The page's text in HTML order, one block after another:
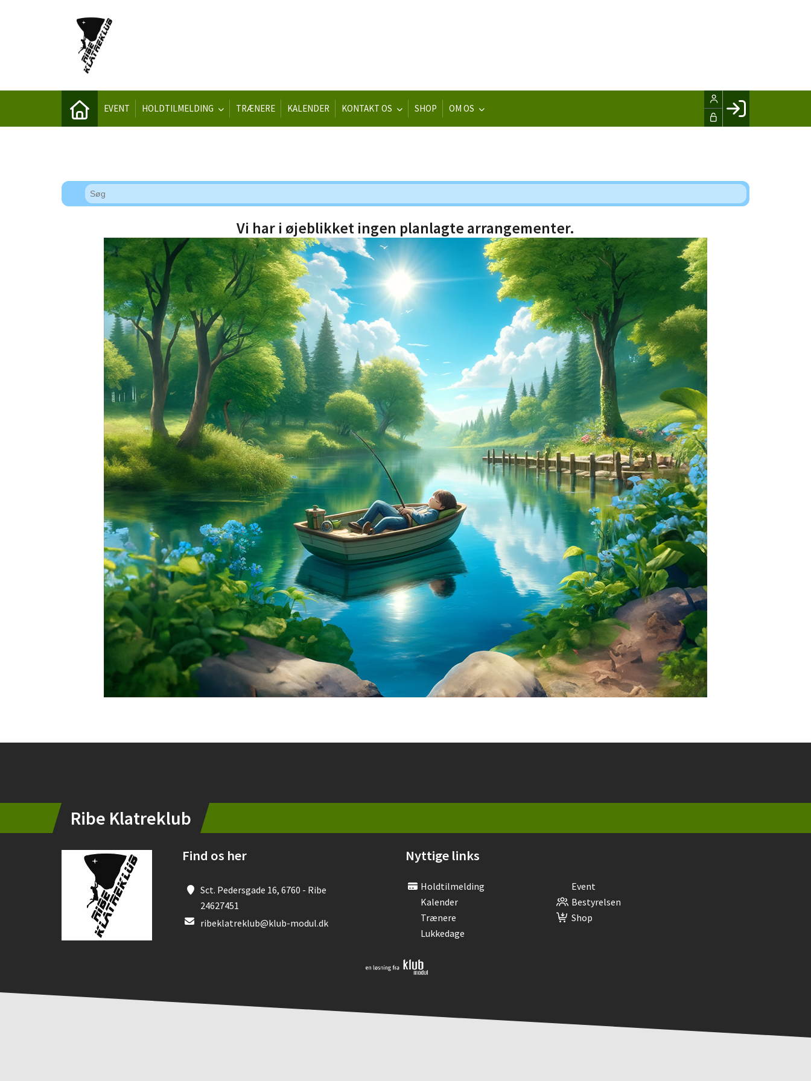
EVENT HOLDTILMELDING TRÆNERE KALENDER KONTAKT OS SHOP OM OS
Opret profil
Vi har i øjeblikket ingen planlagte arrangementer.
Ribe Klatreklub
Find os her
Sct. Pedersgade 16, 6760 - Ribe
24627451
ribeklatreklub@klub-modul.dk
Nyttige links
Holdtilmelding
Event
Kalender
Bestyrelsen
Trænere
Shop
Lukkedage